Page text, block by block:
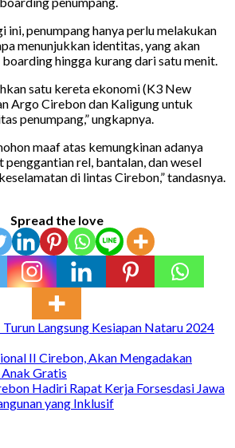
ini, penumpang hanya perlu melakukan
menunjukkan identitas, yang akan
hingga kurang dari satu menit.
satu kereta ekonomi (K3 New
Argo Cirebon dan Kaligung untuk
penumpang,” ungkapnya.
maaf atas kemungkinan adanya
rel, bantalan, dan wesel
di lintas Cirebon,” tandasnya.
Spread the love
Langsung Kesiapan Nataru 2024
II Cirebon, Akan Mengadakan
Gratis
Hadiri Rapat Kerja Forsesdasi Jawa
yang Inklusif